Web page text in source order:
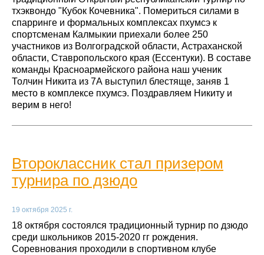
тхэквондо "Кубок Кочевника". Помериться силами в
спарринге и формальных комплексах пхумсэ к
спортсменам Калмыкии приехали более 250
участников из Волгоградской области, Астраханской
области, Ставропольского края (Ессентуки). В составе
команды Красноармейского района наш ученик
Толчин Никита из 7А выступил блестяще, заняв 1
место в комплексе пхумсэ. Поздравляем Никиту и
верим в него!
Второклассник стал призером
турнира по дзюдо
19 октября 2025 г.
18 октября состоялся традиционный турнир по дзюдо
среди школьников 2015-2020 гг рождения.
Соревнования проходили в спортивном клубе